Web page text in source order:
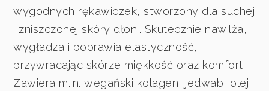
wygodnych rękawiczek, stworzony dla suchej
i zniszczonej skóry dłoni. Skutecznie nawilża,
wygładza i poprawia elastyczność,
przywracając skórze miękkość oraz komfort.
Zawiera m.in. wegański kolagen, jedwab, olej